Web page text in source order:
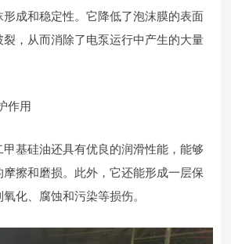
成和稳定性。它降低了泡沫膜的表面
，从而消除了电泵运行中产生的大量
作用
基硅油还具有优良的润滑性能，能够
擦和磨损。此外，它还能形成一层保
化、腐蚀和污染等损伤。